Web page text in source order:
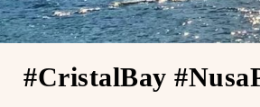
#CristalBay